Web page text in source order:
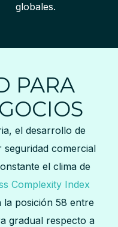
globales.
PARA
el desarrollo de
comercial
el clima de
Complexity Index
la posición 58 entre
gradual respecto a